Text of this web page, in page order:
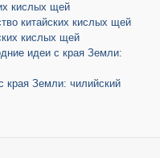
кислых щей
китайских кислых щей
кислых щей
идеи с края Земли:
края Земли: чилийский